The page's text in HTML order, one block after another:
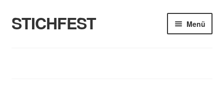
Zur
Navigation
Zum
Inhalt
STICHFEST Menü